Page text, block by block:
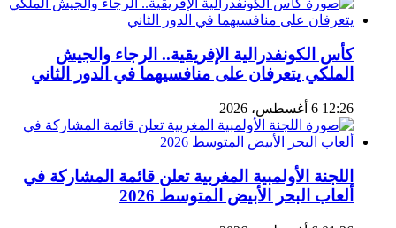
كأس الكونفدرالية الإفريقية.. الرجاء والجيش
الملكي يتعرفان على منافسيهما في الدور الثاني
12:26 6 أغسطس، 2026
اللجنة الأولمبية المغربية تعلن قائمة المشاركة في
ألعاب البحر الأبيض المتوسط 2026